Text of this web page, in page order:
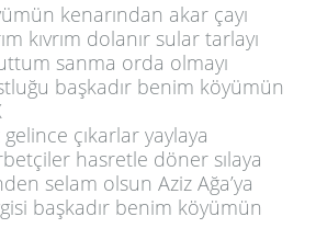
kenarından akar çayı
kıvrım dolanır sular tarlayı
sanma orda olmayı
başkadır benim köyümün
gelince çıkarlar yaylaya
hasretle döner sılaya
selam olsun Aziz Ağa’ya
başkadır benim köyümün